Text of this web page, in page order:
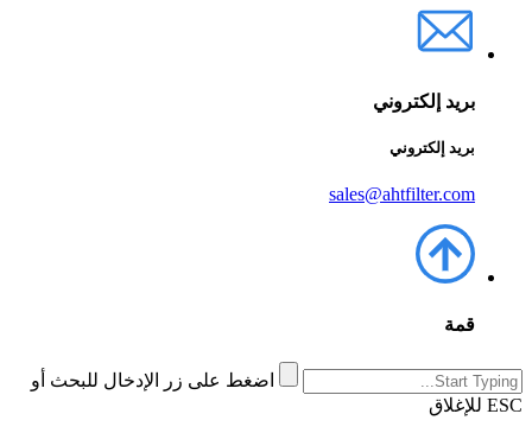
بريد إلكتروني
بريد إلكتروني
sales@ahtfilter.com
قمة
اضغط على زر الإدخال للبحث أو
ESC للإغلاق